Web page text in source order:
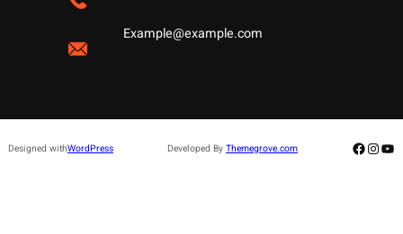
Example@example.com
Designed withWordPress Developed By Themegrove.com